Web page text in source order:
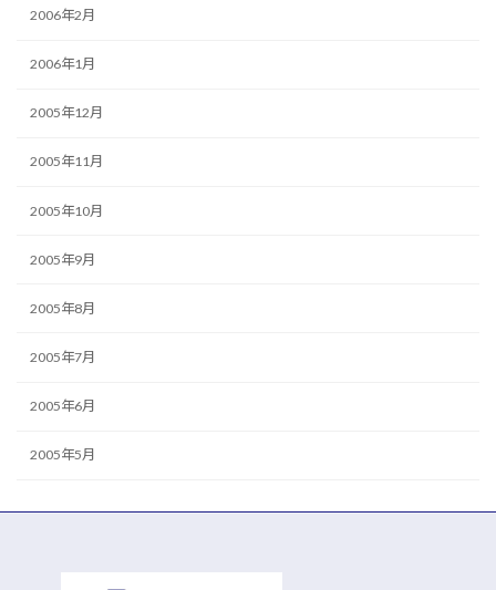
2006年2月
2006年1月
2005年12月
2005年11月
2005年10月
2005年9月
2005年8月
2005年7月
2005年6月
2005年5月